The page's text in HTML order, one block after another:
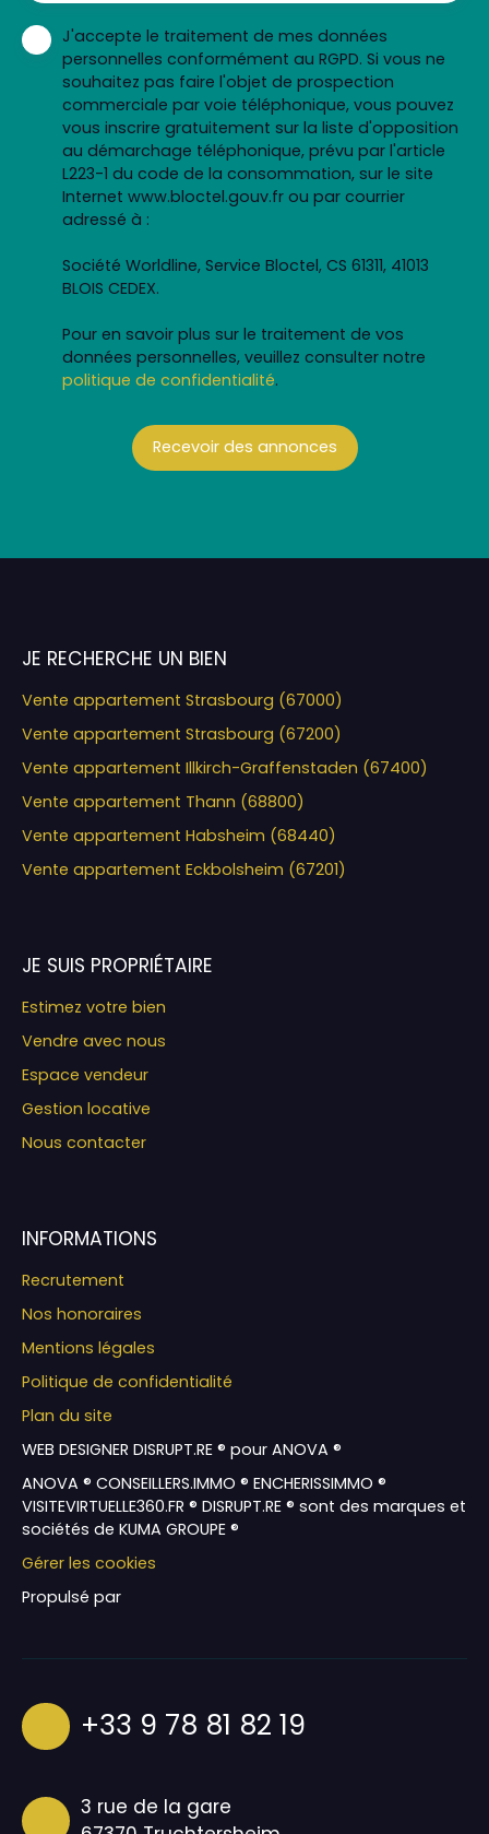
J'accepte le traitement de mes données
personnelles conformément au RGPD. Si vous ne
souhaitez pas faire l'objet de prospection
commerciale par voie téléphonique, vous pouvez
vous inscrire gratuitement sur la liste d'opposition
au démarchage téléphonique, prévu par l'article
L223-1 du code de la consommation, sur le site
Internet www.bloctel.gouv.fr ou par courrier
adressé à :
Société Worldline, Service Bloctel, CS 61311, 41013
BLOIS CEDEX.
Pour en savoir plus sur le traitement de vos
données personnelles, veuillez consulter notre
politique de confidentialité.
Recevoir des annonces
JE RECHERCHE UN BIEN
Vente appartement Strasbourg (67000)
Vente appartement Strasbourg (67200)
Vente appartement Illkirch-Graffenstaden (67400)
Vente appartement Thann (68800)
Vente appartement Habsheim (68440)
Vente appartement Eckbolsheim (67201)
JE SUIS PROPRIÉTAIRE
Estimez votre bien
Vendre avec nous
Espace vendeur
Gestion locative
Nous contacter
INFORMATIONS
Recrutement
Nos honoraires
Mentions légales
Politique de confidentialité
Plan du site
WEB DESIGNER DISRUPT.RE ® pour ANOVA ®
ANOVA ® CONSEILLERS.IMMO ® ENCHERISSIMMO ®
VISITEVIRTUELLE360.FR ® DISRUPT.RE ® sont des marques et
sociétés de KUMA GROUPE ®
Gérer les cookies
Propulsé par
+33 9 78 81 82 19
3 rue de la gare